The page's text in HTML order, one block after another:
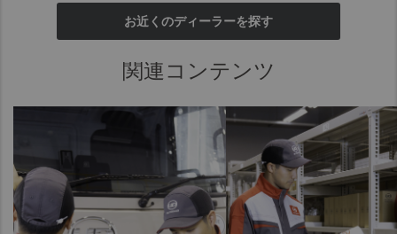
お近くのディーラーを探す
関連コンテンツ